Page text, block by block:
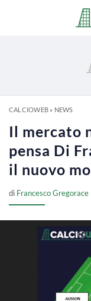
CALCIOWEB» NEWS
Il mercato
pensa Di
il nuovo
di Francesco Gregorace